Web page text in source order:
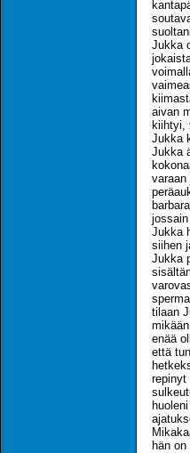
Jukka
aivan
kiihtyi,
Jukka
Jukka
Jukka
siihen
Jukka
tilaan
enää
että
repinyt
hän on